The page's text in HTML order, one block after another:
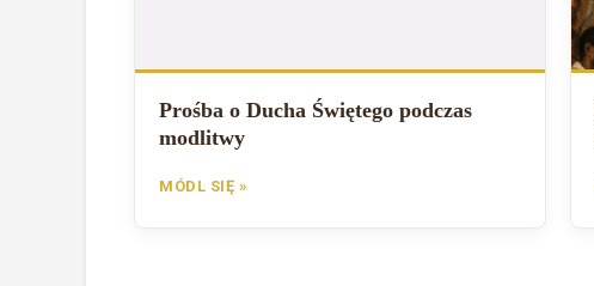
Prośba o Ducha Świętego podczas
modlitwy
MÓDL SIĘ »